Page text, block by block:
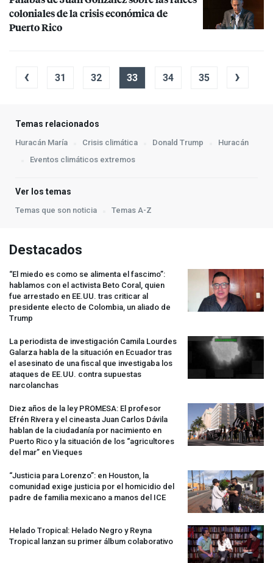
coloniales de la crisis económica de
Puerto Rico
‹ 31 32 33 34 35 ›
Temas relacionados
Huracán María Crisis climática Donald Trump
Huracán
Eventos climáticos extremos
Ver los temas
Temas que son noticia Temas A-Z
Destacados
“El miedo es como se alimenta el fascimo”:
hablamos con el activista Beto Coral, quien
fue arrestado en EE.UU. tras criticar al
presidente electo de Colombia, un aliado de
Trump
La periodista de investigación Camila Lourdes
Galarza habla de la situación en Ecuador tras
el asesinato de una fiscal que investigaba los
ataques de EE.UU. contra supuestas
narcolanchas
Diez años de la ley PROMESA: El profesor
Efrén Rivera y el cineasta Juan Carlos Dávila
hablan de la ciudadanía por nacimiento en
Puerto Rico y la situación de los “agricultores
del mar” en Vieques
“Justicia para Lorenzo”: en Houston, la
comunidad exige justicia por el homicidio del
padre de familia mexicano a manos del ICE
Helado Tropical: Helado Negro y Reyna
Tropical lanzan su primer álbum colaborativo